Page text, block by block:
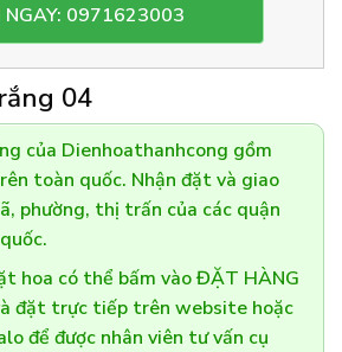
NGAY: 0971623003
04
của Dienhoathanhcong gồm
toàn quốc. Nhận đặt và giao
phường, thị trấn của các quận
hoa có thể bấm vào ĐẶT HÀNG
đặt trực tiếp trên website hoặc
để được nhân viên tư vấn cụ